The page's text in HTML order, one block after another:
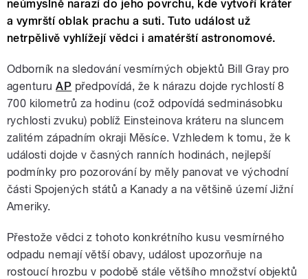
neúmyslně narazí do jeho povrchu, kde vytvoří kráter
a vymrští oblak prachu a suti. Tuto událost už
netrpělivě vyhlížejí vědci i amatérští astronomové.
Odborník na sledování vesmírných objektů Bill Gray pro
agenturuAP předpovídá, že k nárazu dojde rychlostí 8
700 kilometrů za hodinu (což odpovídá sedminásobku
rychlosti zvuku) poblíž Einsteinova kráteru na sluncem
zalitém západním okraji Měsíce. Vzhledem k tomu, že k
události dojde v časných ranních hodinách, nejlepší
podmínky pro pozorování by měly panovat ve východní
části Spojených států a Kanady a na většině území Jižní
Ameriky.
Přestože vědci z tohoto konkrétního kusu vesmírného
odpadu nemají větší obavy, událost upozorňuje na
rostoucí hrozbu v podobě stále většího množství objektů